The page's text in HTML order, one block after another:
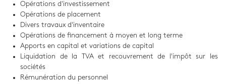
Opérations d'investissement
Opérations de placement
Divers travaux d'inventaire
Opérations de financement à moyen et long terme
Apports en capital et variations de capital
Liquidation de la TVA et recouvrement de l'impôt sur les
sociétés
Rémunération du personnel